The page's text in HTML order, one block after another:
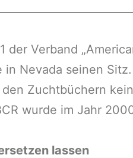
der Verband
Nevada seinen Sitz.
Zuchtbüchern
wurde im Jahr
lassen